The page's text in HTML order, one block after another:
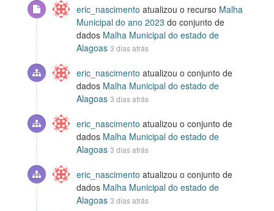
eric_nascimento atualizou o recurso Malha
Municipal do ano 2023 do conjunto de
dados Malha Municipal do estado de
Alagoas 3 dias atrás
eric_nascimento atualizou o conjunto de
dados Malha Municipal do estado de
Alagoas 3 dias atrás
eric_nascimento atualizou o conjunto de
dados Malha Municipal do estado de
Alagoas 3 dias atrás
eric_nascimento atualizou o conjunto de
dados Malha Municipal do estado de
Alagoas 3 dias atrás